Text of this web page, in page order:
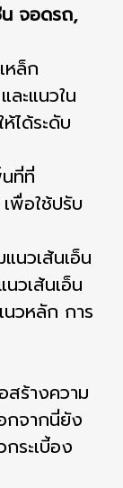
จอดรถ,
หล็ก
ละแนวใน
ได้ระดับ
ที่ที่
พื่อใช้ปรับ
นวเส้นเอ็น
วเส้นเอ็น
วหลัก การ
สร้างความ
กจากนี่ยัง
ระเบี้อง